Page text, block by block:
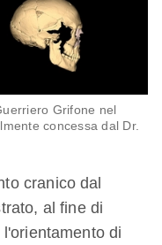
Grifone nel
concessa dal Dr.
cranico dal
al fine di
di